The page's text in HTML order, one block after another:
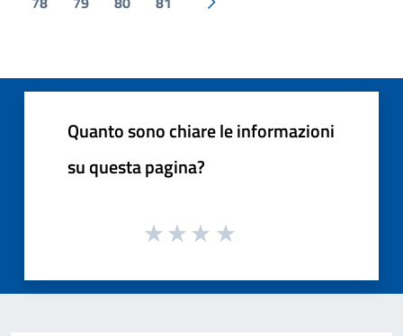
Pagina successiva
Quanto sono chiare le informazioni
su questa pagina?